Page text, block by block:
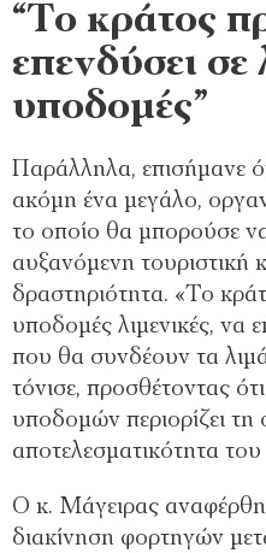
“Το κράτος
επενδύσει σε
υποδομές”
Παράλληλα, επισήμανε
ακόμη ένα μεγάλο,
το οποίο θα μπορούσε
αυξανόμενη τουριστική
δραστηριότητα. «Το
υποδομές λιμενικές, να
που θα συνδέουν τα
τόνισε, προσθέτοντας
υποδομών περιορίζει τη
αποτελεσματικότητα
Ο κ. Μάγειρας
διακίνηση φορτηγών